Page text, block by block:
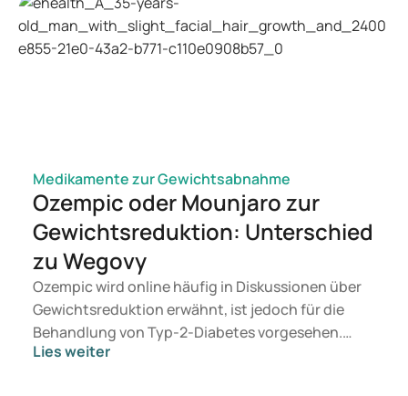
Medikamente zur Gewichtsabnahme
Ozempic oder Mounjaro zur
Gewichtsreduktion: Unterschied
zu Wegovy
Ozempic wird online häufig in Diskussionen über
Gewichtsreduktion erwähnt, ist jedoch für die
Behandlung von Typ-2-Diabetes vorgesehen.
Suchen Sie eine Therapie zur Gewichtskontrolle,
Lies weiter